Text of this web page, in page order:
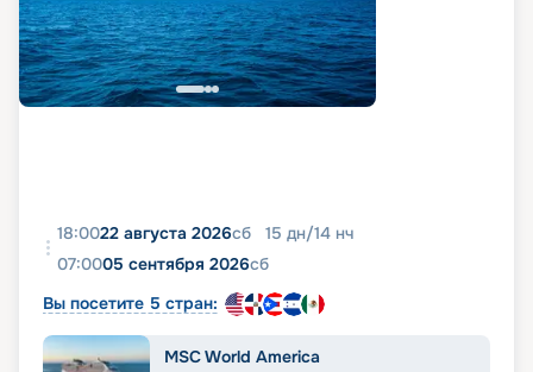
максимальное количество сведений, включая
фото, реальные отзывы пассажиров, подробные
характеристики кают и палуб. Вся эта
информация доступна на этой же странице.
18:0022 августа 2026сб 15 дн/14 нч
07:0005 сентября 2026сб
Вы посетите 5 стран:
MSC World America